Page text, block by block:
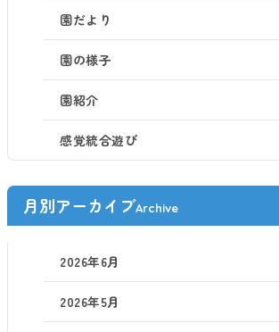
園だより
園の様子
園紹介
感覚統合遊び
月別アーカイブArchive
2026年6月
2026年5月